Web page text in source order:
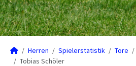
Herren Spielerstatistik Tore
Tobias Schöler